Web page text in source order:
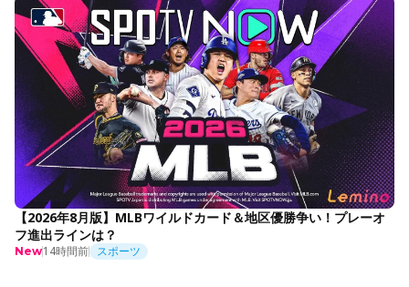
【2026年8月版】MLBワイルドカード＆地区優勝争い！プレーオ
フ進出ラインは？
New14時間前 スポーツ